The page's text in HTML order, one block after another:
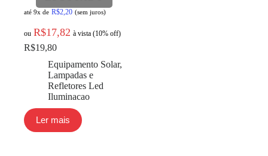
até 9x de R$2,20 (sem juros)
ou R$17,82 à vista (10% off)
R$19,80
Equipamento Solar,
Lampadas e
Refletores Led
Iluminacao
Ler mais